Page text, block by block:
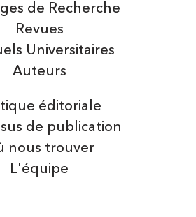
Auteurs
Universitaires
de Recherche
Revues
éditoriale
de publication
nous trouver
L'équipe